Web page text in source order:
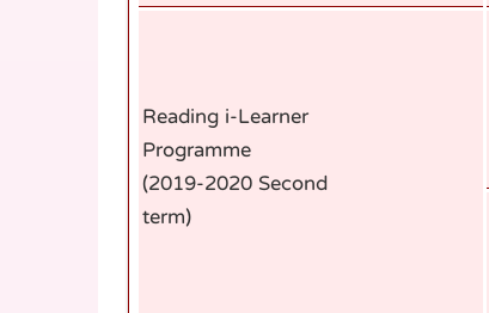
Reading i-Learner
Programme
(2019-2020 Second
term)